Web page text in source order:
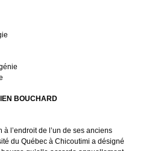
BOUCHARD
l’endroit de l’un de ses anciens
du Québec à Chicoutimi a désigné